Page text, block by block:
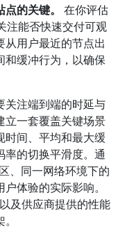
的关键。
在你评估
注能否快速交付可观
从用户最近的节点出
和缓冲行为，以确保
关注端到端的时延与
立一套覆盖关键场景
时间、平均和最大缓
的切换平滑度。通
、同一网络环境下的
体验的实际影响。
以及供应商提供的性能